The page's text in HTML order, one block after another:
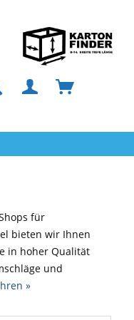
für
bieten wir Ihnen
in hoher Qualität
und
»